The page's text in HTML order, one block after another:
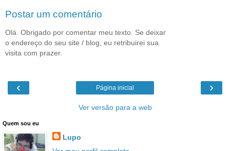
Postar um comentário
Olá. Obrigado por comentar meu texto. Se deixar
o endereço do seu site / blog, eu retribuirei sua
visita com prazer.
‹ ›
Página inicial
Ver versão para a web
Quem sou eu
Lupo